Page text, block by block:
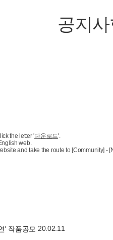
공지
the letter '다운로드'.
web.
and take the route to [Community] -
' 작품공모 20.02.11